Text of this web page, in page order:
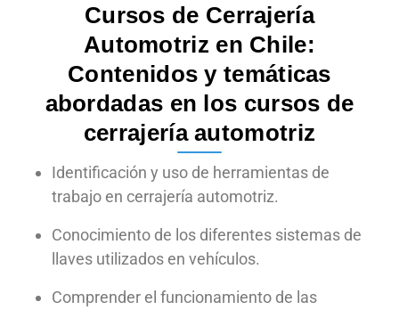
Cursos de Cerrajería
Automotriz en Chile:
Contenidos y temáticas
abordadas en los cursos de
cerrajería automotriz
Identificación y uso de herramientas de
trabajo en cerrajería automotriz.
Conocimiento de los diferentes sistemas de
llaves utilizados en vehículos.
Comprender el funcionamiento de las